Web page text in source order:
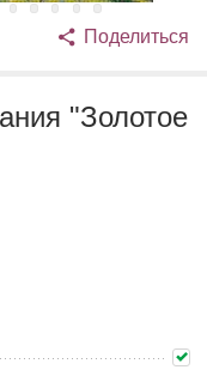
Поделиться
"Золотое